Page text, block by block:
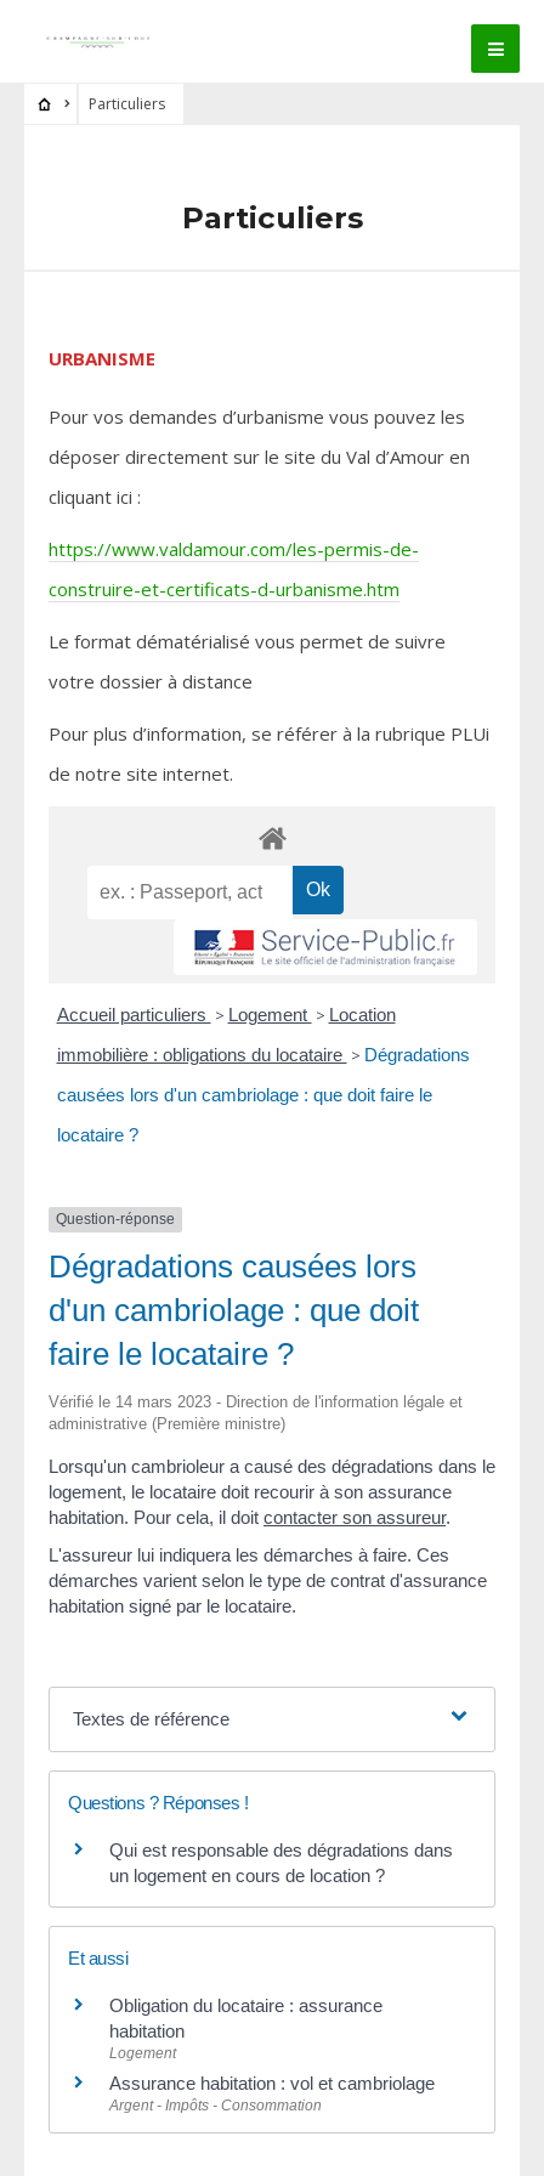
Particuliers
Particuliers
URBANISME
Pour vos demandes d’urbanisme vous pouvez les
déposer directement sur le site du Val d’Amour en
cliquant ici :
https://www.valdamour.com/les-permis-de-
construire-et-certificats-d-urbanisme.htm
Le format dématérialisé vous permet de suivre
votre dossier à distance
Pour plus d’information, se référer à la rubrique PLUi
de notre site internet.
Accueil particuliers > Logement > Location
immobilière : obligations du locataire > Dégradations
causées lors d'un cambriolage : que doit faire le
locataire ?
Question-réponse
Dégradations causées lors
d'un cambriolage : que doit
faire le locataire ?
Vérifié le 14 mars 2023 - Direction de l'information légale et
administrative (Première ministre)
Lorsqu'un cambrioleur a causé des dégradations dans le
logement, le locataire doit recourir à son assurance
habitation. Pour cela, il doit contacter son assureur.
L'assureur lui indiquera les démarches à faire. Ces
démarches varient selon le type de contrat d'assurance
habitation signé par le locataire.
Textes de référence
Questions ? Réponses !
Qui est responsable des dégradations dans
un logement en cours de location ?
Et aussi
Obligation du locataire : assurance
habitation
Logement
Assurance habitation : vol et cambriolage
Argent - Impôts - Consommation